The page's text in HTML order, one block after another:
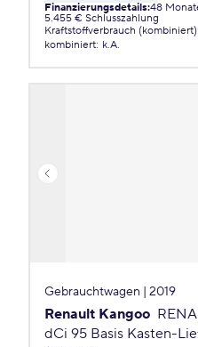
Finanzierungsdetails:48
5.455 € Schlusszahlung
Kraftstoffverbrauch (kombiniert):
kombiniert: k.A.
Gebrauchtwagen | 2019
Renault Kangoo
dCi 95 Basis Kasten-